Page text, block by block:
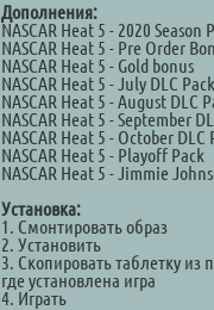
Дополнения:
NASCAR Heat 5 - 2020 Season
NASCAR Heat 5 - Pre Order
NASCAR Heat 5 - Gold bonus
NASCAR Heat 5 - July DLC Pack
NASCAR Heat 5 - August DLC
NASCAR Heat 5 - September
NASCAR Heat 5 - October DLC
NASCAR Heat 5 - Playoff Pack
NASCAR Heat 5 - Jimmie
Установка:
1. Смонтировать образ
2. Установить
3. Скопировать таблетку из
где установлена игра
4. Играть